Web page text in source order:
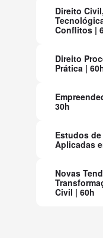
Direito
Conflitos |
Direito
Prática |
30h
Estudos
Aplicadas
Novas
Civil | 60h